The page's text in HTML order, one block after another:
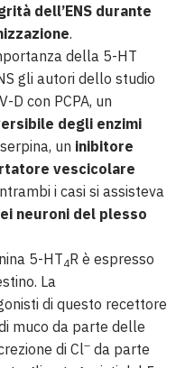
dell’ENS durante
.
della 5-HT
gli autori dello studio
D con PCPA, un
degli enzimi
un inibitore
vescicolare
i casi si assisteva
neuroni del plesso
5-HT4R è espresso
La
di questo recettore
muco da parte delle
di Cl– da parte